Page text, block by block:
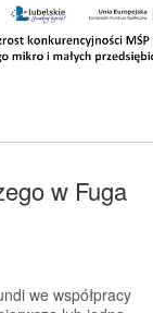
w Fuga
we współpracy